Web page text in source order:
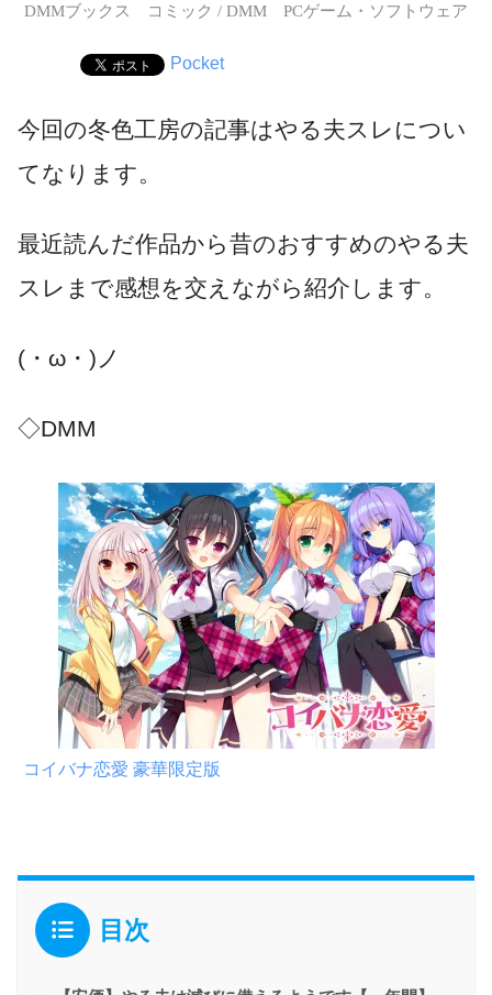
DMMブックス コミック / DMM PCゲーム・ソフトウェア
Pocket
今回の冬色工房の記事はやる夫スレについ
てなります。
最近読んだ作品から昔のおすすめのやる夫
スレまで感想を交えながら紹介します。
(・ω・)ノ
◇DMM
コイバナ恋愛 豪華限定版
目次